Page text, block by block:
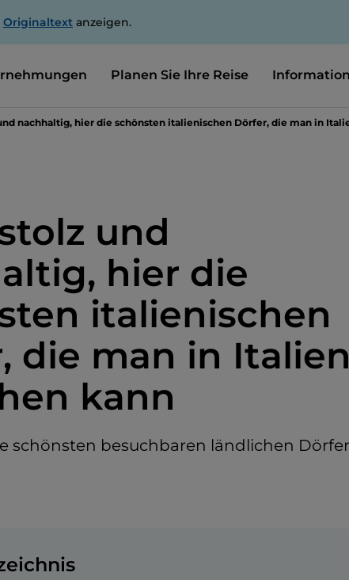
Originaltext anzeigen.
Planen Sie Ihre Reise
nachhaltig, hier die schönsten italienischen Dörfer, die man in
und
hier die
italienischen
die man in
kann
schönsten besuchbaren ländlichen